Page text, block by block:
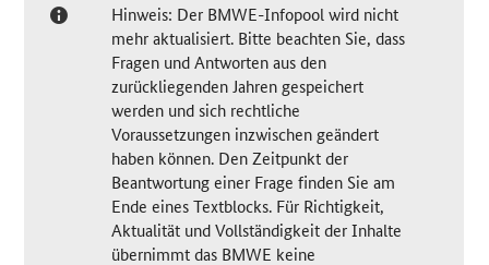
Hinweis: Der BMWE-Infopool wird nicht
mehr aktualisiert. Bitte beachten Sie, dass
Fragen und Antworten aus den
zurückliegenden Jahren gespeichert
werden und sich rechtliche
Voraussetzungen inzwischen geändert
haben können. Den Zeitpunkt der
Beantwortung einer Frage finden Sie am
Ende eines Textblocks. Für Richtigkeit,
Aktualität und Vollständigkeit der Inhalte
übernimmt das BMWE keine